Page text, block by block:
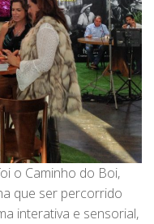
o Caminho do Boi,
que ser percorrido
interativa e sensorial,